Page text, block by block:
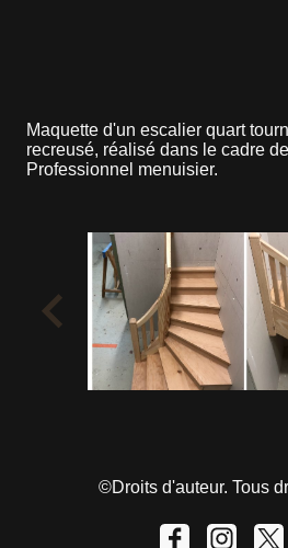
Maquette d'un escalier quart
recreusé, réalisé dans le cadre
Professionnel menuisier.
©Droits d'auteur. Tous